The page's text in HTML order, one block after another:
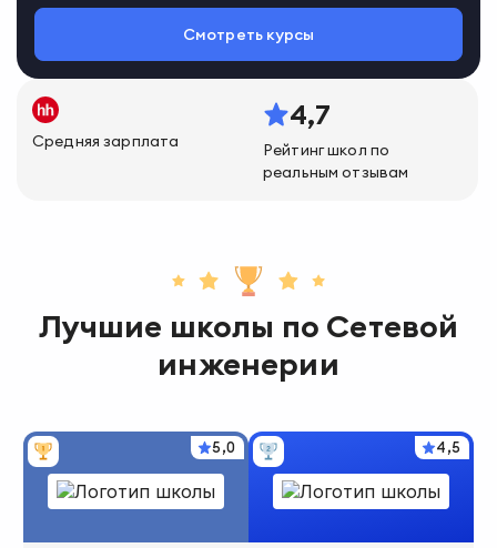
Смотреть курсы
Средняя зарплата
4,7
Рейтинг школ по
реальным отзывам
Лучшие школы по Сетевой
инженерии
5,0 4,5